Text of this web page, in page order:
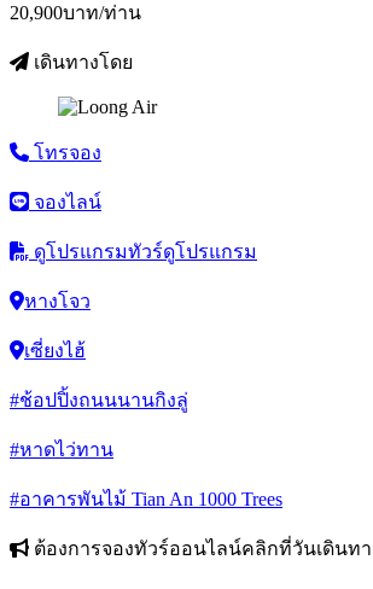
20,900บาท/ท่าน
เดินทางโดย
โทรจอง
จองไลน์
ดูโปรแกรมทัวร์ดูโปรแกรม
หางโจว
เซี่ยงไฮ้
#ช้อปปิ้งถนนนานกิงลู่
#หาดไว่ทาน
#อาคารพันไม้ Tian An 1000 Trees
ต้องการจองทัวร์ออนไลน์คลิกที่วันเดินทา